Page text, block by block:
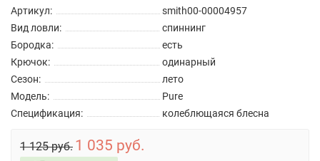
Артикул:
smith00-00004957
Вид ловли:
спиннинг
Бородка:
есть
Крючок:
одинарный
Сезон:
лето
Модель:
Pure
Спецификация:
колеблющаяся блесна
1 125 руб. 1 035 руб.